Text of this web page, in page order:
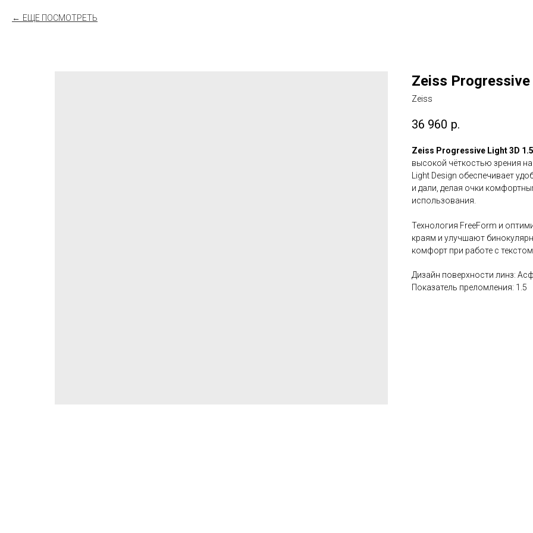
ЕЩЕ ПОСМОТРЕТЬ
Zeiss
Zeiss
36 960 р.
Zeiss Progressive Light 3D 1.5
высокой чёткостью зрения
Light Design обеспечивает
и дали, делая очки
использования.
Технология FreeForm и
краям и улучшают
комфорт при работе с
Дизайн поверхности линз:
Показатель преломления: 1.5